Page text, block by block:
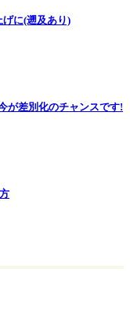
げに(遡及あり)
が差別化のチャンスです!